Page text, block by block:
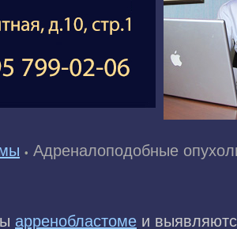
• Адреналоподобные
арренобластоме и